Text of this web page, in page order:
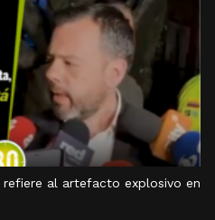
al artefacto explosivo en